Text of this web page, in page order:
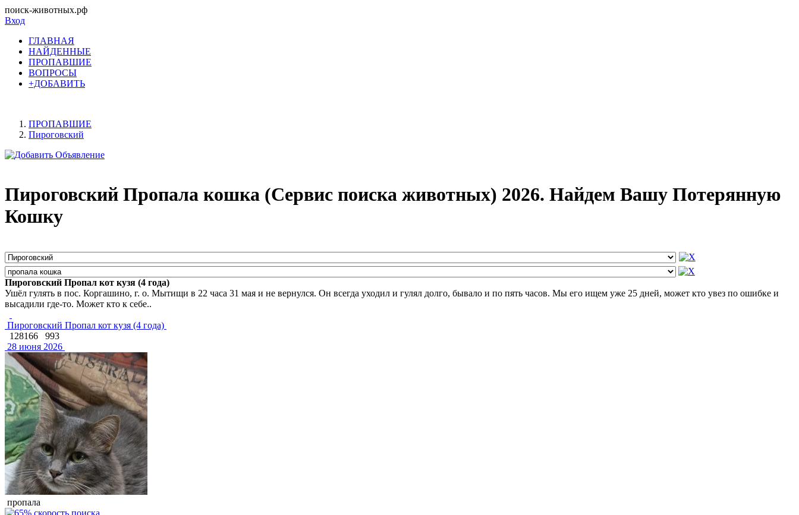
поиск-животных.рф
Вход
ГЛАВНАЯ
НАЙДЕННЫЕ
ПРОПАВШИЕ
ВОПРОСЫ
+ДОБАВИТЬ
ПРОПАВШИЕ
Пироговский
Пироговский Пропала кошка (Сервис поиска животных) 2026. Найдем Вашу Потерянную
Кошку
Пироговский Пропал кот кузя (4 года)
Ушёл гулять в пос. Коргашино, г. о. Мытищи в 22 часа 31 мая и не вернулся. Он всегда уходил и гулял долго, бывало и по пять часов. Мы его ищем уже 25 дней, может кто увез по ошибке и
высадили где-то. Может кто к себе..
Пироговский Пропал кот кузя (4 года)
128166
993
28 июня 2026
пропала